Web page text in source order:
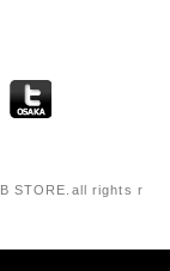
STORE.all rights r